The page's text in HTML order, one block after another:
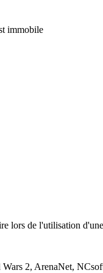
immobile
lors de l'utilisation
2, ArenaNet,